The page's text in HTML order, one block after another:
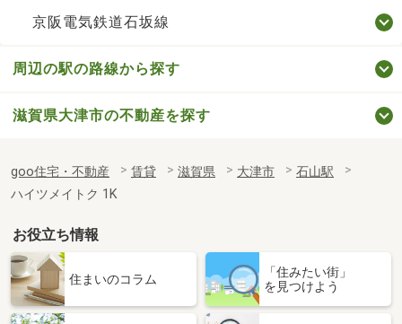
京阪電気鉄道石坂線
周辺の駅の路線から探す
滋賀県大津市の不動産を探す
goo住宅・不動産 賃貸 滋賀県 大津市
石山駅
ハイツメイトク 1K
お役立ち情報
住まいのコラム
「住みたい街」
を見つけよう